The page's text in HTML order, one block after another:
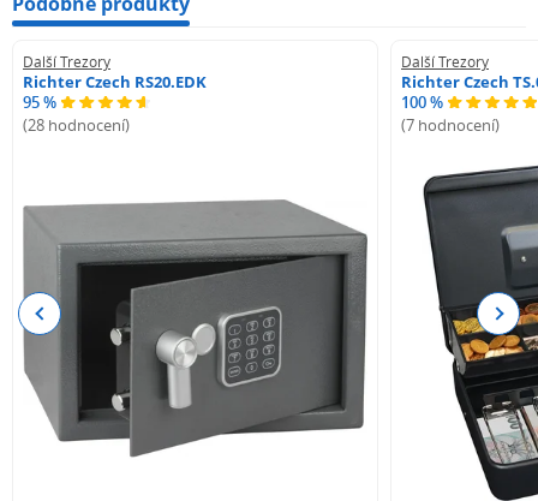
Další Trezory
Richter Czech RS20.EDK
95 %
(28 hodnocení)
Další Trezory
Richter Czech
100 %
(7 hodnocení)
Previous Next